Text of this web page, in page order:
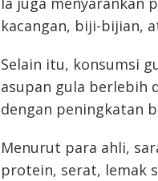
kacangan, biji-bijian,
Selain itu, konsumsi
asupan gula berlebih
dengan peningkatan
Menurut para ahli,
protein, serat, lemak